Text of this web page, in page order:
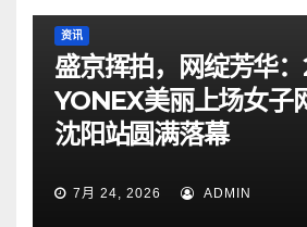
资讯
盛京挥拍，网绽芳华
YONEX美丽上场女子
沈阳站圆满落幕
7月 24, 2026 ADMIN